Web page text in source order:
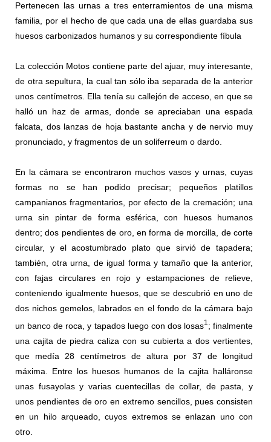
Pertenecen las urnas a tres enterramientos de una misma
familia, por el hecho de que cada una de ellas guardaba sus
huesos carbonizados humanos y su correspondiente fíbula
La colección Motos contiene parte del ajuar, muy interesante,
de otra sepultura, la cual tan sólo iba separada de la anterior
unos centímetros. Ella tenía su callejón de acceso, en que se
halló un haz de armas, donde se apreciaban una espada
falcata, dos lanzas de hoja bastante ancha y de nervio muy
pronunciado, y fragmentos de un soliferreum o dardo.
En la cámara se encontraron muchos vasos y urnas, cuyas
formas no se han podido precisar; pequeños platillos
campanianos fragmentarios, por efecto de la cremación; una
urna sin pintar de forma esférica, con huesos humanos
dentro; dos pendientes de oro, en forma de morcilla, de corte
circular, y el acostumbrado plato que sirvió de tapadera;
también, otra urna, de igual forma y tamaño que la anterior,
con fajas circulares en rojo y estampaciones de relieve,
conteniendo igualmente huesos, que se descubrió en uno de
dos nichos gemelos, labrados en el fondo de la cámara bajo
un banco de roca, y tapados luego con dos losas1 ; finalmente
una cajita de piedra caliza con su cubierta a dos vertientes,
que medía 28 centímetros de altura por 37 de longitud
máxima. Entre los huesos humanos de la cajita halláronse
unas fusayolas y varias cuentecillas de collar, de pasta, y
unos pendientes de oro en extremo sencillos, pues consisten
en un hilo arqueado, cuyos extremos se enlazan uno con
otro.